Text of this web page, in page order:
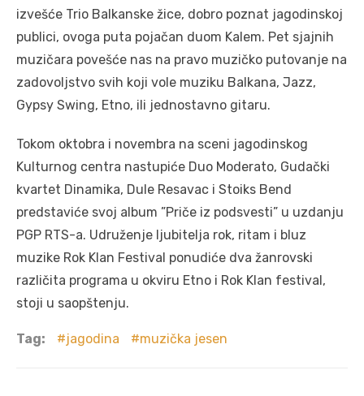
izvešće Trio Balkanske žice, dobro poznat jagodinskoj
publici, ovoga puta pojačan duom Kalem. Pet sjajnih
muzičara povešće nas na pravo muzičko putovanje na
zadovoljstvo svih koji vole muziku Balkana, Jazz,
Gypsy Swing, Etno, ili jednostavno gitaru.
Tokom oktobra i novembra na sceni jagodinskog
Kulturnog centra nastupiće Duo Moderato, Gudački
kvartet Dinamika, Dule Resavac i Stoiks Bend
predstaviće svoj album ”Priče iz podsvesti” u uzdanju
PGP RTS-a. Udruženje ljubitelja rok, ritam i bluz
muzike Rok Klan Festival ponudiće dva žanrovski
različita programa u okviru Etno i Rok Klan festival,
stoji u saopštenju.
Tag: jagodina muzička jesen